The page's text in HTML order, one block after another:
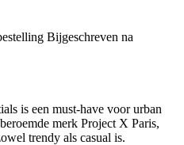
Bijgeschreven na
is een must-have voor urban
merk Project X Paris,
trendy als casual is.